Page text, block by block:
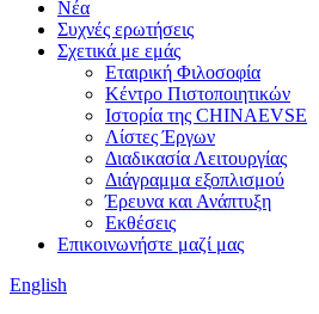
Νέα
Συχνές ερωτήσεις
Σχετικά με εμάς
Εταιρική Φιλοσοφία
Κέντρο Πιστοποιητικών
Ιστορία της CHINAEVSE
Λίστες Έργων
Διαδικασία Λειτουργίας
Διάγραμμα εξοπλισμού
Έρευνα και Ανάπτυξη
Εκθέσεις
Επικοινωνήστε μαζί μας
English